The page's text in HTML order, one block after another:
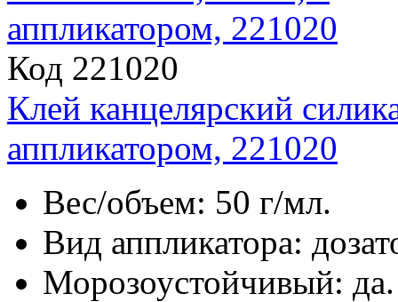
Код 221020
Клей канцелярский
аппликатором, 221020
Вес/объем: 50 г/мл.
Вид аппликатора:
Морозоустойчивый: да.